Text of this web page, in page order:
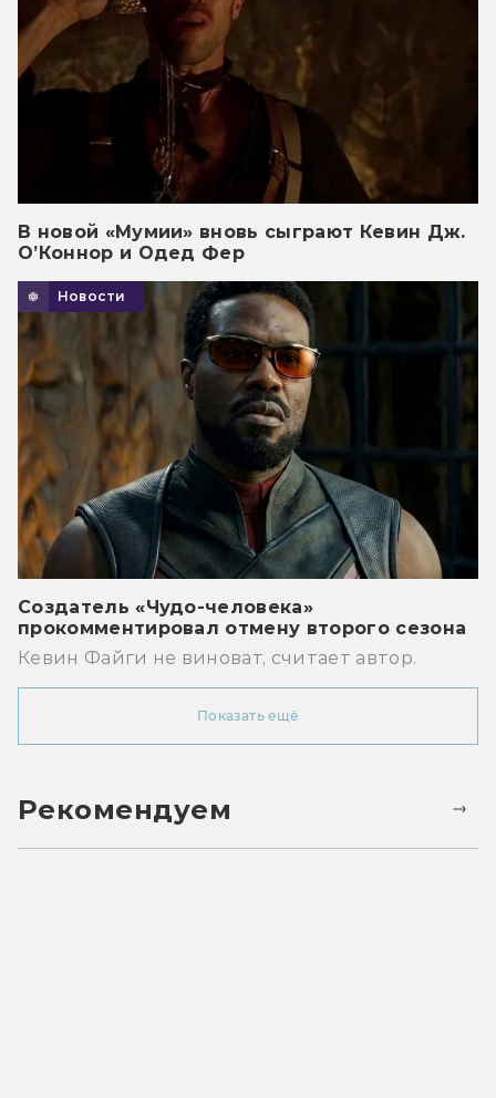
В новой «Мумии» вновь сыграют Кевин Дж.
О’Коннор и Одед Фер
Новости
Создатель «Чудо-человека»
прокомментировал отмену второго сезона
Кевин Файги не виноват, считает автор.
Показать ещё
Рекомендуем